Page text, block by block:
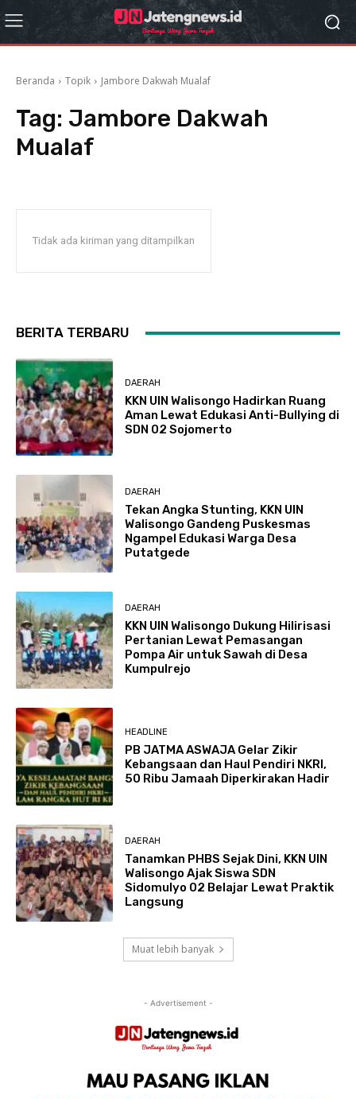
Beranda Topik Jambore Dakwah Mualaf
Tag: Jambore Dakwah
Mualaf
Tidak ada kiriman yang ditampilkan
BERITA TERBARU
DAERAH
KKN UIN Walisongo Hadirkan Ruang
Aman Lewat Edukasi Anti-Bullying di
SDN 02 Sojomerto
DAERAH
Tekan Angka Stunting, KKN UIN
Walisongo Gandeng Puskesmas
Ngampel Edukasi Warga Desa
Putatgede
DAERAH
KKN UIN Walisongo Dukung Hilirisasi
Pertanian Lewat Pemasangan
Pompa Air untuk Sawah di Desa
Kumpulrejo
HEADLINE
PB JATMA ASWAJA Gelar Zikir
Kebangsaan dan Haul Pendiri NKRI,
50 Ribu Jamaah Diperkirakan Hadir
DAERAH
Tanamkan PHBS Sejak Dini, KKN UIN
Walisongo Ajak Siswa SDN
Sidomulyo 02 Belajar Lewat Praktik
Langsung
Muat lebih banyak
- Advertisement -